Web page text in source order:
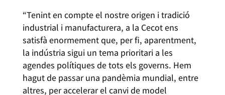
“Tenint en compte el nostre origen i tradició
industrial i manufacturera, a la Cecot ens
satisfà enormement que, per fi, aparentment,
la indústria sigui un tema prioritari a les
agendes polítiques de tots els governs. Hem
hagut de passar una pandèmia mundial, entre
altres, per accelerar el canvi de model